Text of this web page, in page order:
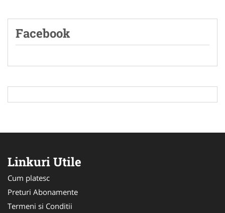
Facebook
Linkuri Utile
Cum platesc
Preturi Abonamente
Termeni si Conditii